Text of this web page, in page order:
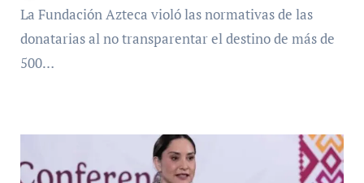
La Fundación Azteca violó las normativas de las
donatarias al no transparentar el destino de más de
500…